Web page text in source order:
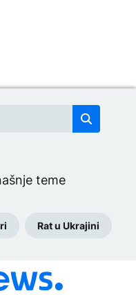
teme
Rat u Ukrajini